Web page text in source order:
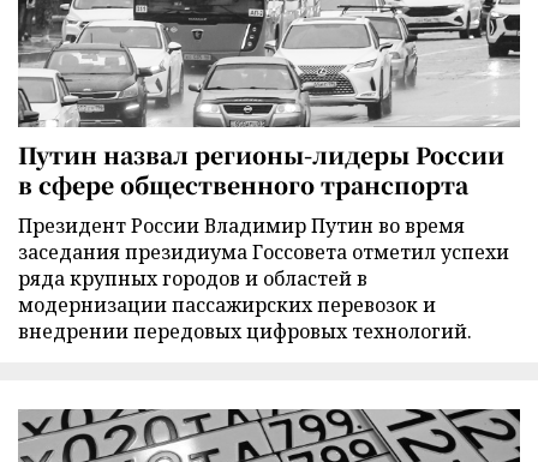
Путин назвал регионы-лидеры России
в сфере общественного транспорта
Президент России Владимир Путин во время
заседания президиума Госсовета отметил успехи
ряда крупных городов и областей в
модернизации пассажирских перевозок и
внедрении передовых цифровых технологий.